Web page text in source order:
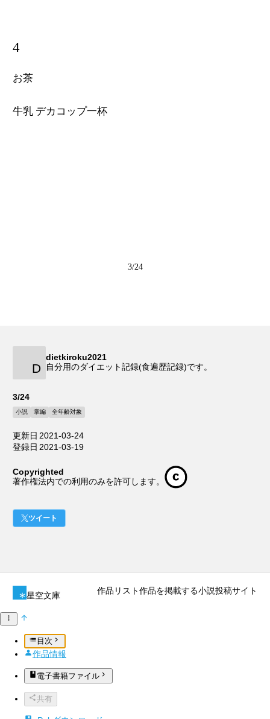
4
お茶
牛乳 デカコップ一杯
3/24
D
dietkiroku2021
自分用のダイエット記録(食遍歴記録)です。
3/24
小説 掌編 全年齢対象
更新日 2021-03-24
登録日 2021-03-19
Copyrighted
著作権法内での利用のみを許可します。
ツイート
星空文庫 作品リスト作品を掲載する小説投稿サイト
目次
作品情報
電子書籍ファイル
共有